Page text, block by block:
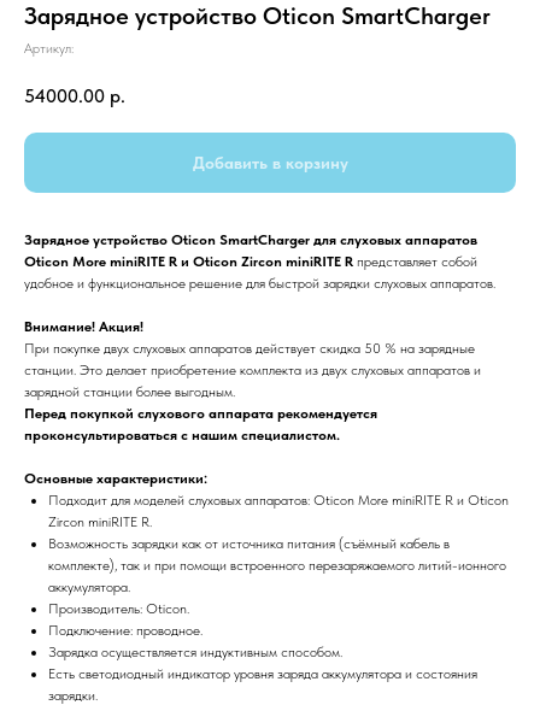
Зарядное устройство Oticon SmartCharger
Артикул:
54000.00 р.
Добавить в корзину
Зарядное устройство Oticon SmartCharger для слуховых аппаратов
Oticon More miniRITE R и Oticon Zircon miniRITE R представляет собой
удобное и функциональное решение для быстрой зарядки слуховых аппаратов.
Внимание! Акция!
При покупке двух слуховых аппаратов действует скидка 50 % на зарядные
станции. Это делает приобретение комплекта из двух слуховых аппаратов и
зарядной станции более выгодным.
Перед покупкой слухового аппарата рекомендуется
проконсультироваться с нашим специалистом.
Основные характеристики:
Подходит для моделей слуховых аппаратов: Oticon More miniRITE R и Oticon
Zircon miniRITE R.
Возможность зарядки как от источника питания (съёмный кабель в
комплекте), так и при помощи встроенного перезаряжаемого литий-ионного
аккумулятора.
Производитель: Oticon.
Подключение: проводное.
Зарядка осуществляется индуктивным способом.
Есть светодиодный индикатор уровня заряда аккумулятора и состояния
зарядки.